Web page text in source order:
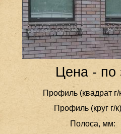
Цена - по
Профиль (квадрат г/
Профиль (круг г/
Полоса, мм: